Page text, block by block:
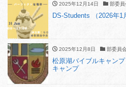
2025年12月14日 部委員
DS-Students （2026年1
2025年12月8日 部委員
松原湖バイブルキャン
キャンプ